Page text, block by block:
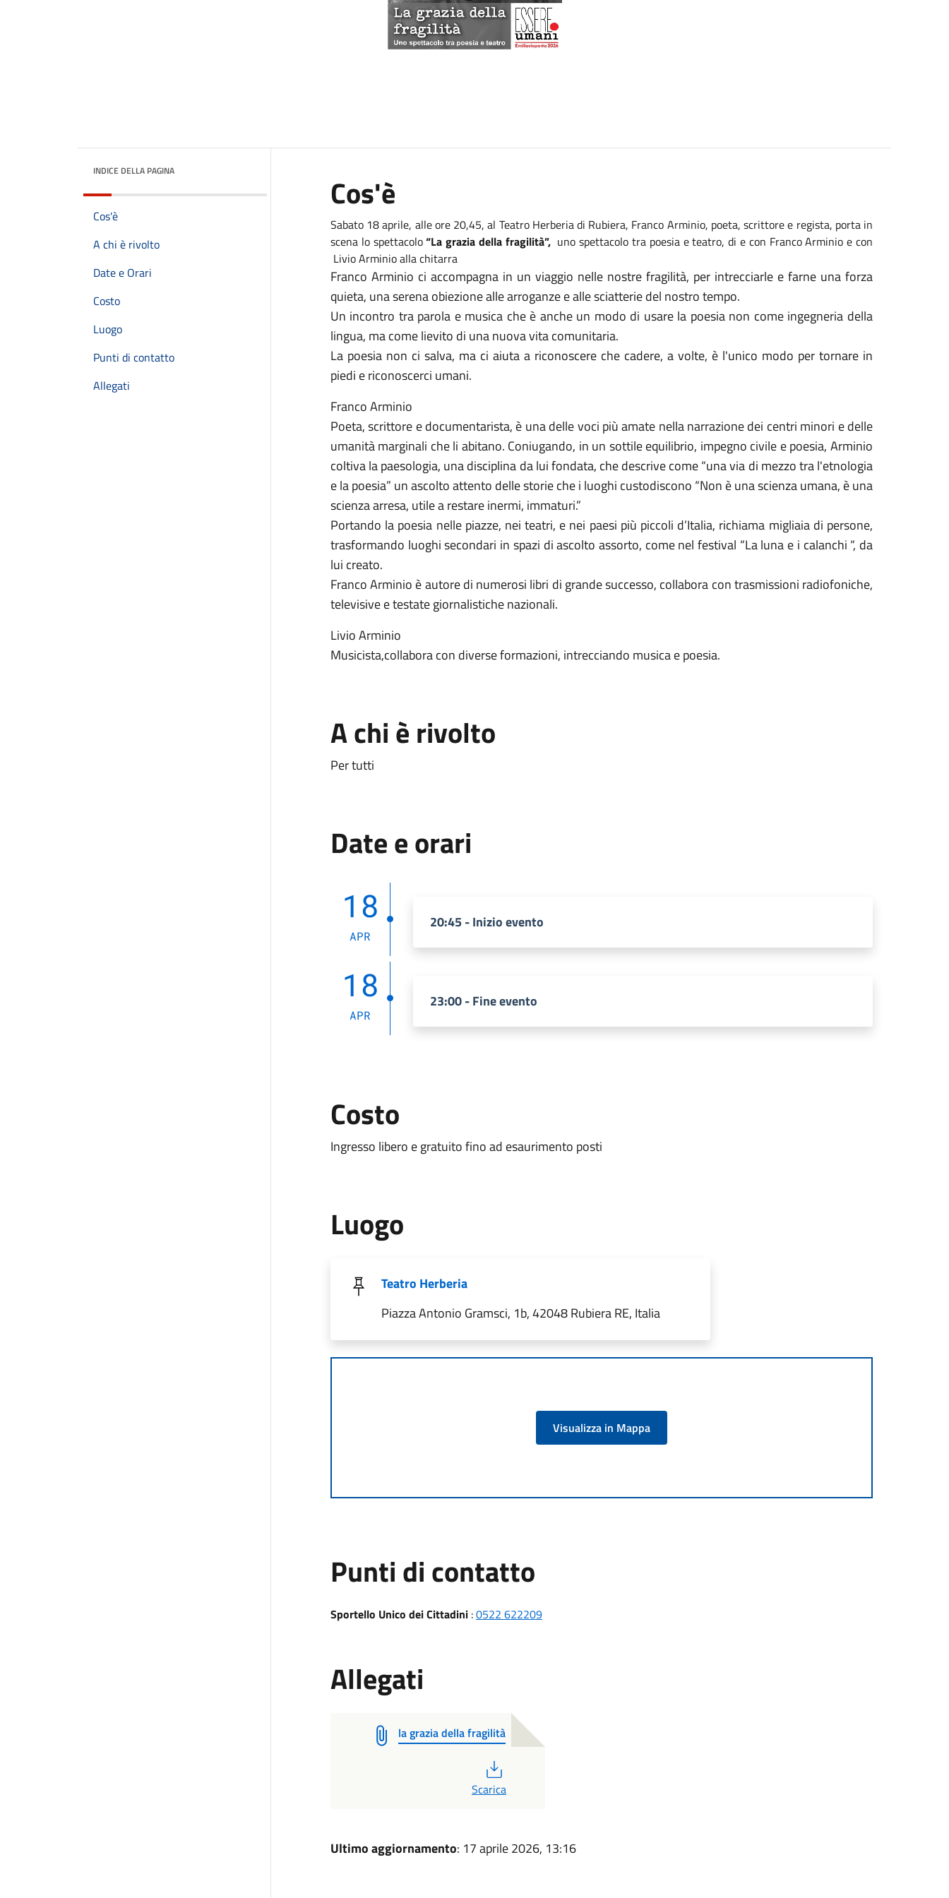
INDICE DELLA PAGINA
Cos'è
A chi è rivolto
Date e Orari
Costo
Luogo
Punti di contatto
Allegati
Cos'è
Sabato 18 aprile, alle ore 20,45, al Teatro Herberia di Rubiera, Franco Arminio, poeta, scrittore e regista, porta in
scena lo spettacolo“La grazia della fragilità”, uno spettacolo tra poesia e teatro, di e con Franco Arminio e con
Livio Arminio alla chitarra
Franco Arminio ci accompagna in un viaggio nelle nostre fragilità, per intrecciarle e farne una forza
quieta, una serena obiezione alle arroganze e alle sciatterie del nostro tempo.
Un incontro tra parola e musica che è anche un modo di usare la poesia non come ingegneria della
lingua, ma come lievito di una nuova vita comunitaria.
La poesia non ci salva, ma ci aiuta a riconoscere che cadere, a volte, è l'unico modo per tornare in
piedi e riconoscerci umani.
Franco Arminio
Poeta, scrittore e documentarista, è una delle voci più amate nella narrazione dei centri minori e delle
umanità marginali che li abitano. Coniugando, in un sottile equilibrio, impegno civile e poesia, Arminio
coltiva la paesologia, una disciplina da lui fondata, che descrive come “una via di mezzo tra l'etnologia
e la poesia” un ascolto attento delle storie che i luoghi custodiscono “Non è una scienza umana, è una
scienza arresa, utile a restare inermi, immaturi.”
Portando la poesia nelle piazze, nei teatri, e nei paesi più piccoli d’Italia, richiama migliaia di persone,
trasformando luoghi secondari in spazi di ascolto assorto, come nel festival “La luna e i calanchi “, da
lui creato.
Franco Arminio è autore di numerosi libri di grande successo, collabora con trasmissioni radiofoniche,
televisive e testate giornalistiche nazionali.
Livio Arminio
Musicista,collabora con diverse formazioni, intrecciando musica e poesia.
A chi è rivolto
Per tutti
Date e orari
18
APR
20:45 - Inizio evento
18
APR
23:00 - Fine evento
Costo
Ingresso libero e gratuito fino ad esaurimento posti
Luogo
Teatro Herberia
Piazza Antonio Gramsci, 1b, 42048 Rubiera RE, Italia
Visualizza in Mappa
Punti di contatto
Sportello Unico dei Cittadini:0522 622209
Allegati
la grazia della fragilità
Scarica
Ultimo aggiornamento: 17 aprile 2026, 13:16